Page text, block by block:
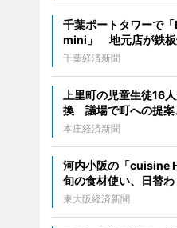
千葉ポートタワーで「
mini」 地元店が鉄板
千葉経済新聞
上里町の児童生徒16
換 議場で町への提案
本庄経済新聞
河内小阪の「cuisine
旬の食材使い、日替わ
東大阪経済新聞